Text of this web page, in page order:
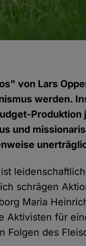
von Lars
werden.
Produktion
und
schrägen
Maria
Aktivisten für
Folgen des